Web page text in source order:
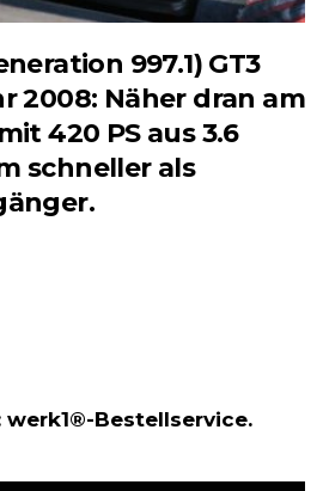
997.1) GT3
2008: Näher dran am
420 PS aus 3.6
schneller als
werk1®-Bestellservice.